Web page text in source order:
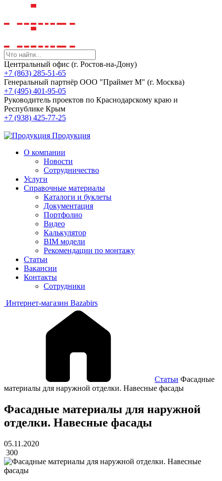
Центральный офис (г. Ростов-на-Дону)
+7 (863) 285-51-65
Генеральный партнёр ООО "Праймет М" (г. Москва)
+7 (495) 401-95-05
Руководитель проектов по Краснодарскому краю и
Республике Крым
+7 (938) 425-77-25
Продукция
О компании
Новости
Сотрудничество
Услуги
Справочные материалы
Каталоги и буклеты
Документация
Портфолио
Видео
Калькулятор
BIM модели
Рекомендации по монтажу
Статьи
Вакансии
Контакты
Сотрудники
Интернет-магазин Bazabirs
Статьи Фасадные
материалы для наружной отделки. Навесные фасады
Фасадные материалы для наружной
отделки. Навесные фасады
05.11.2020
300